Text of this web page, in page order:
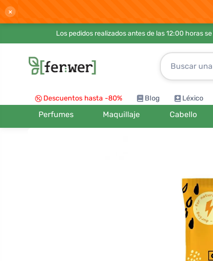
×
Los pedidos realizados antes de las 12:00 horas
Descuentos hasta -80% Blog Léxico
Perfumes Maquillaje Cabello